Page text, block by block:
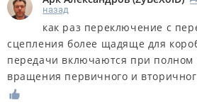
назад
как раз переключение с
сцепления более щадяще для
передачи включаются при полном
вращения первичного и